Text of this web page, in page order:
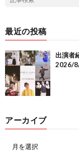
最近の投稿
出演者
2026/
アーカイブ